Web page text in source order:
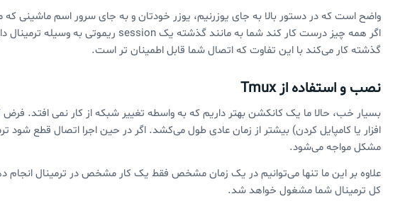
واضح است که در دستور بالا به جای یوزرنیم، یوزر خودتان و به جای سرور اسم ماشینی
گذشته کار می‌کند با این تفاوت که اتصال شما قابل اطمینان تر است.
نصب و استفاده از Tmux
بسیار خب، حالا ما یک کانکشن بهتر داریم که به واسطه تغییر شبکه از کار نمی افتد.
افزار یا کامپایل کردن) بیشتر از زمان عادی طول می‌کشد. اگر در حین اجرا اتصال قطع شود
مشکل مواجه می‌شود.
کل ترمینال شما مشغول خواهد شد.